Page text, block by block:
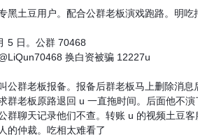
黑土豆用户。配合公群老板演戏跑路。明吃
5 日。公群 70468
换白资被骗 12227u
公群老板报备。报备后群老板马上删除消
群老板原路退回 u 一直拖时间。后面他不
群聊天记录他们不查。转账 u 的视频土豆
的仲裁。吃相太难看了